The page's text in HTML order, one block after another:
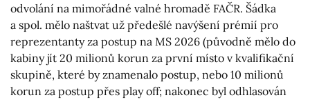
odvolání na mimořádné valné hromadě FAČR. Šádka
a spol. mělo naštvat už předešlé navýšení prémií pro
reprezentanty za postup na MS 2026 (původně mělo do
kabiny jít 20 milionů korun za první místo v kvalifikační
skupině, které by znamenalo postup, nebo 10 milionů
korun za postup přes play off; nakonec byl odhlasován